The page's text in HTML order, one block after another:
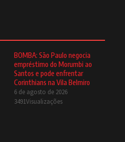
BOMBA: São Paulo negocia
empréstimo do Morumbi ao
Santos e pode enfrentar
Corinthians na Vila Belmiro
6 de agosto de 2026
3491Visualizações